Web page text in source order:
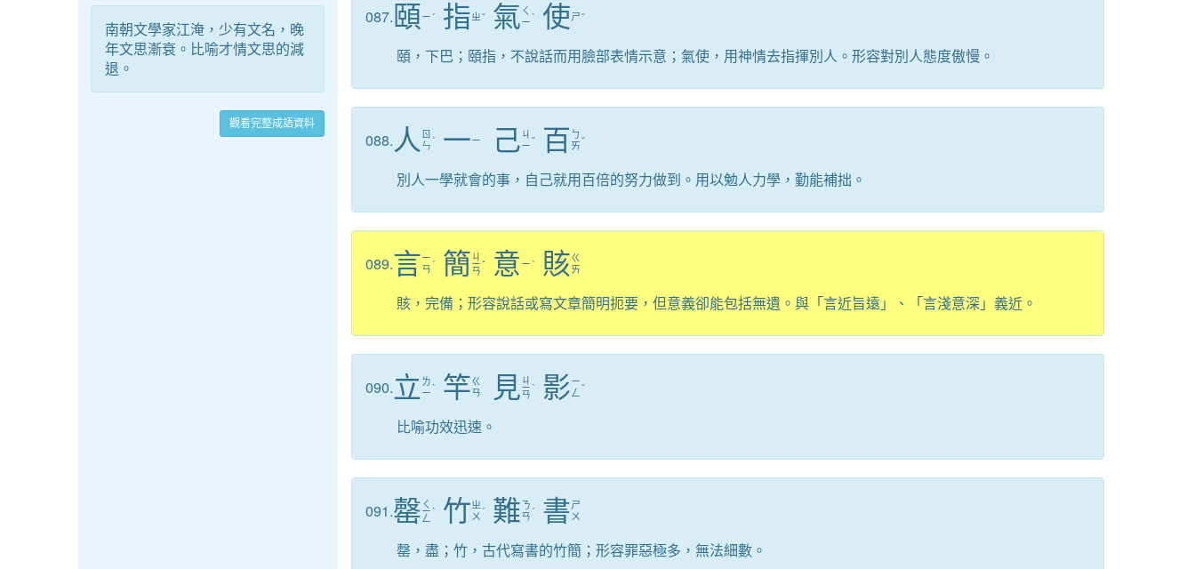
087. 頤 ㄧ ˊ 指ㄓˇ 氣 ㄑ
ㄧˋ 使ㄕˇ
頤，下巴；頤指，不說話而用臉部表情示意；氣使，用神情去指揮別人。形容對別人態度傲慢。
088. 人 ㄖ
ㄣ ˊ 一ㄧ 己 ㄐ
ㄧˇ 百 ㄅ
ㄞˇ
別人一學就會的事，自己就用百倍的努力做到。用以勉人力學，勤能補拙。
089.言ㄧ
ㄢ ˊ 簡 ㄐ
ㄧ
ㄢ
ˇ 意 ㄧˋ 賅ㄍ
ㄞ
賅，完備；形容說話或寫文章簡明扼要，但意義卻能包括無遺。與「言近旨遠」、「言淺意深」義近。
090.立 ㄌ
ㄧˋ 竿ㄍ
ㄢ
見 ㄐ
ㄧ
ㄢ
ˋ 影ㄧ
ㄥ ˇ
比喻功效迅速。
091.罄 ㄑ
ㄧ
ㄥ
ˋ 竹ㄓ
ㄨ ˊ 難ㄋ
ㄢ ˊ 書ㄕ
ㄨ
罄，盡；竹，古代寫書的竹簡；形容罪惡極多，無法細數。
南朝文學家江淹，少有文名，晚
年文思漸衰。比喻才情文思的減
退。
觀看完整成語資料